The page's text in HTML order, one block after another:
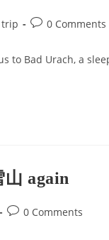
trip 0 Comments
to Bad Urach, a
again
0 Comments